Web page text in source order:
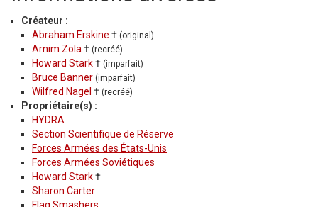
Créateur :
Abraham Erskine † (original)
Arnim Zola† (recréé)
Howard Stark† (imparfait)
Bruce Banner (imparfait)
Wilfred Nagel † (recréé)
Propriétaire(s) :
HYDRA
Section Scientifique de Réserve
Forces Armées des États-Unis
Forces Armées Soviétiques
Howard Stark†
Sharon Carter